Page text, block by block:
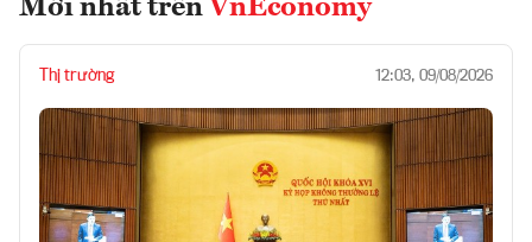
Mới nhất trên VnEconomy
Thị trường 12:03, 09/08/2026